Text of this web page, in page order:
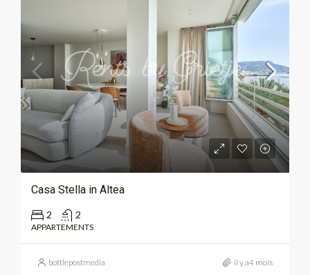
Casa Stella in Altea
2 2
APPARTEMENTS
bottlepostmedia il y a4 mois